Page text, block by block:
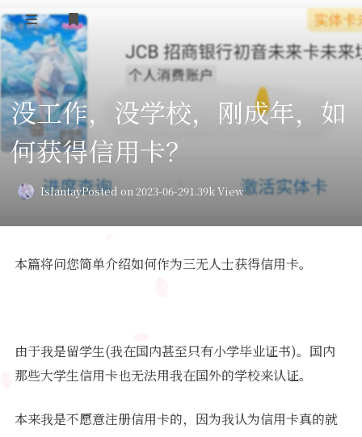
Home
Daily Life
我的B站追番
表面兄弟(友链)
Log in
没工作，没学校，刚成年，如
何获得信用卡？
IslantayPosted on 2023-06-291.39k View
本篇将问您简单介绍如何作为三无人士获得信用卡。
由于我是留学生(我在国内甚至只有小学毕业证书)。国内
那些大学生信用卡也无法用我在国外的学校来认证。
本来我是不愿意注册信用卡的，因为我认为信用卡真的就